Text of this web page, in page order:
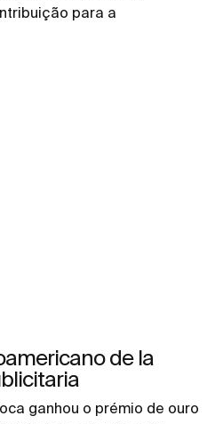
para a
de la
ganhou o prémio de ouro